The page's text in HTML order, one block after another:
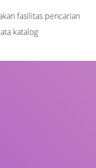
fasilitas pencarian
katalog